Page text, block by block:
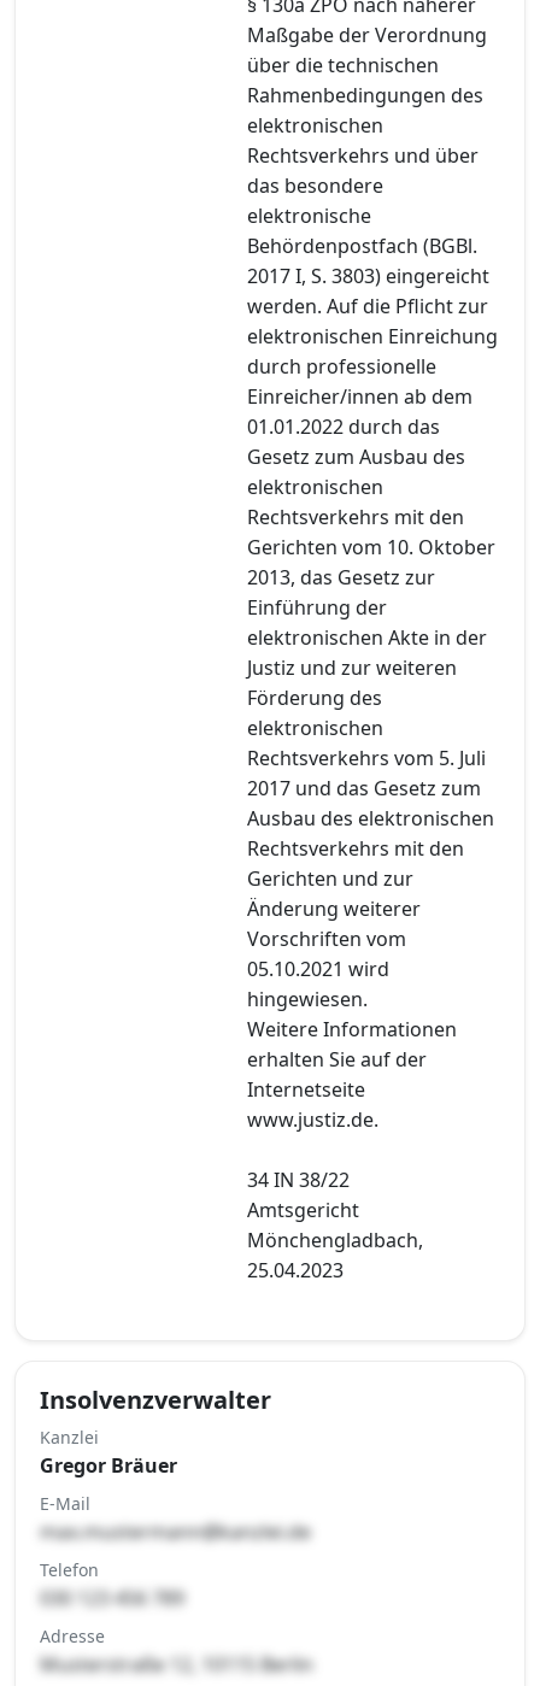
Maßgabe der Verordnung
über die technischen
Rahmenbedingungen des
elektronischen
Rechtsverkehrs und über
das besondere
elektronische
Behördenpostfach (BGBl.
2017 I, S. 3803) eingereicht
werden. Auf die Pflicht zur
elektronischen Einreichung
durch professionelle
Einreicher/innen ab dem
01.01.2022 durch das
Gesetz zum Ausbau des
elektronischen
Rechtsverkehrs mit den
Gerichten vom 10. Oktober
2013, das Gesetz zur
Einführung der
elektronischen Akte in der
Justiz und zur weiteren
Förderung des
elektronischen
Rechtsverkehrs vom 5. Juli
2017 und das Gesetz zum
Ausbau des elektronischen
Rechtsverkehrs mit den
Gerichten und zur
Änderung weiterer
Vorschriften vom
05.10.2021 wird
hingewiesen.
Weitere Informationen
erhalten Sie auf der
Internetseite
www.justiz.de.
34 IN 38/22
Amtsgericht
Mönchengladbach,
25.04.2023
Insolvenzverwalter
Kanzlei
Gregor Bräuer
E-Mail
max.mustermann@kanzlei.de
Telefon
030 123 456 789
Adresse
Musterstraße 12, 10115 Berlin